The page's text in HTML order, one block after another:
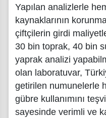
Yapılan analizlerle
kaynaklarının
çiftçilerin girdi
30 bin toprak, 40 bin
yaprak analizi
olan laboratuvar,
getirilen numunelerle
gübre kullanımını
sayesinde verimli ve